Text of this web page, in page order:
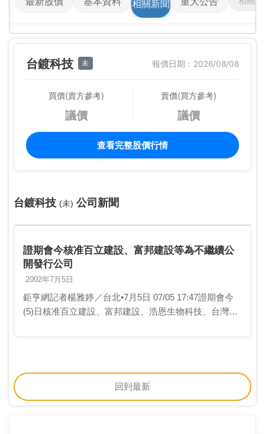
相關新聞
台鍍科技 未 報價日期：2026/08/08
買價(賣方參考)
議價
賣價(買方參考)
議價
查看完整股價行情
台鍍科技 (未) 公司新聞
證期會今核准百立建設、富邦建設等為不繼續公
開發行公司
2002年7月5日
鉅亨網記者楊雅婷／台北•7月5日 07/05 17:47證期會今
(5)日核准百立建設、富邦建設、浩恩生物科技、台灣鍍
建設為不繼續公開發行公司。
回到最新